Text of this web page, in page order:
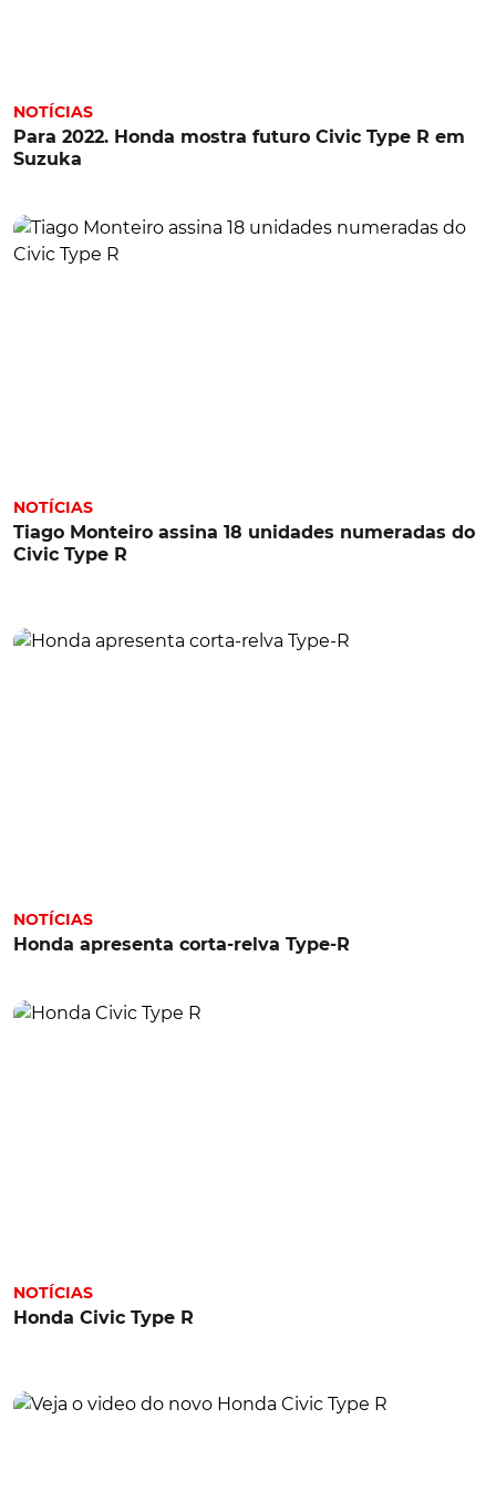
NOTÍCIAS
Para 2022. Honda mostra futuro Civic Type R em
Suzuka
NOTÍCIAS
Tiago Monteiro assina 18 unidades numeradas do
Civic Type R
NOTÍCIAS
Honda apresenta corta-relva Type-R
NOTÍCIAS
Honda Civic Type R